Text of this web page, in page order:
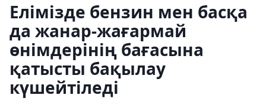
Елімізде бензин мен басқа
да жанар-жағармай
өнімдерінің бағасына
қатысты бақылау
күшейтіледі